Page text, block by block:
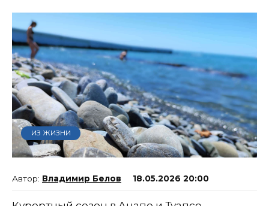
ИЗ ЖИЗНИ
Владимир Белов 18.05.2026 20:00